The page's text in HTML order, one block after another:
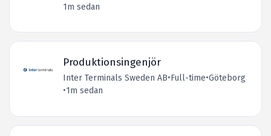
1m sedan
Produktionsingenjör
Inter Terminals Sweden AB•Full-time•Göteborg
•1m sedan